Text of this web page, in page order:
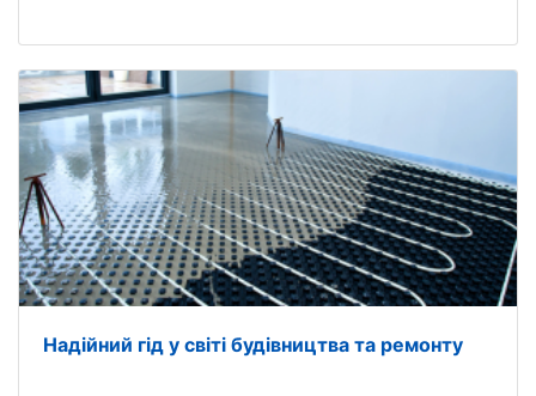
Надійний гід у світі будівництва та ремонту